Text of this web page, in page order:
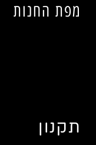
מפת החנות
תקנון